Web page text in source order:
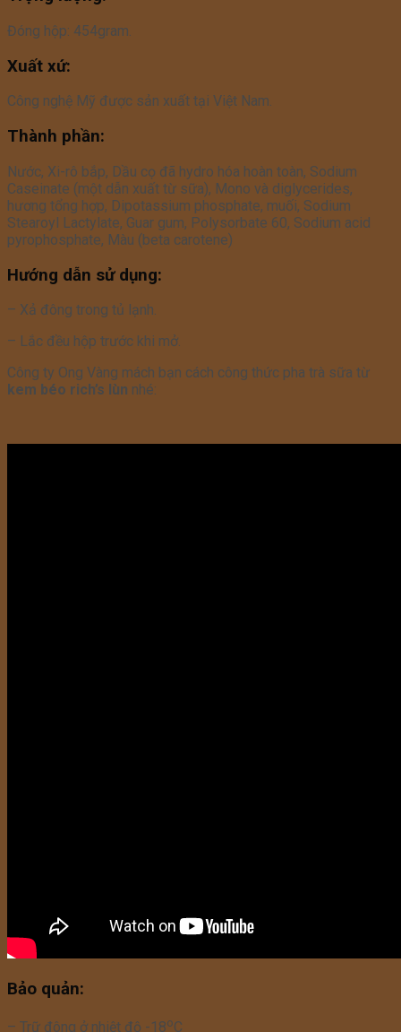
Đóng hộp: 454gram.
Xuất xứ:
Công nghệ Mỹ được sản xuất tại Việt Nam.
Thành phần:
Nước, Xi-rô bắp, Dầu cọ đã hydro hóa hoàn toàn, Sodium
Caseinate (một dẫn xuất từ sữa), Mono và diglycerides,
hương tổng hợp, Dipotassium phosphate, muối, Sodium
Stearoyl Lactylate, Guar gum, Polysorbate 60, Sodium acid
pyrophosphate, Màu (beta carotene)
Hướng dẫn sử dụng:
– Xả đông trong tủ lạnh.
– Lắc đều hộp trước khi mở.
Công ty Ong Vàng mách bạn cách công thức pha trà sữa từ
kem béo rich’s lùn nhé:
Bảo quản:
– Trữ đông ở nhiệt độ -18oC